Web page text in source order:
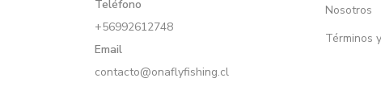
Teléfono
+56992612748
Email
contacto@onaflyfishing.cl
Nosotros
Términos